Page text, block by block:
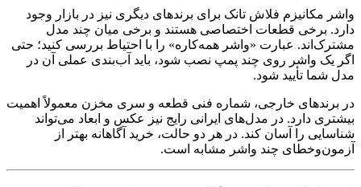
واشر مکانیزم فلاش تانک برای برندهای دیگری نیز در بازار وجود
دارد. برخی قطعات اختصاصی هستند و برخی میان چند مدل
مشترک‌اند. عبارت «واشر همه‌کاره» را با احتیاط بررسی کنید؛ حتی
اگر یک واشر روی چند پمپ نصب شود، باید آب‌بندی عملی آن در
مدل شما تأیید شود.
در برندهای خارجی، شماره فنی قطعه و سری مخزن معمولاً اهمیت
بیشتری دارد. در مدل‌های ایرانی رایج نیز عکس و ابعاد می‌تواند
شناسایی را آسان کند. در هر دو حالت، خرید آگاهانه بهتر از
آزمون‌وخطای چند واشر مشابه است.